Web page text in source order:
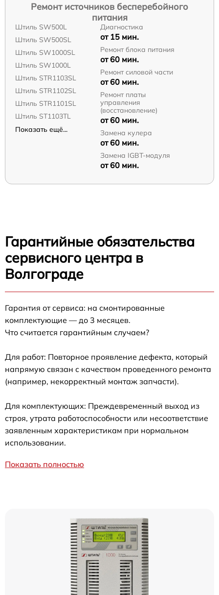
Ремонт источников бесперебойного
питания
Штиль SW500L
Штиль SW500SL
Штиль SW1000SL
Штиль SW1000L
Штиль STR1103SL
Штиль STR1102SL
Штиль STR1101SL
Штиль ST1103TL
Показать ещё...
Диагностика
от 15 мин.
Ремонт блока питания
от 60 мин.
Ремонт силовой части
от 60 мин.
Ремонт платы
управления
(восстановление)
от 60 мин.
Замена кулера
от 60 мин.
Замена IGBT-модуля
от 60 мин.
Гарантийные обязательства
сервисного центра в
Волгограде
Гарантия от сервиса: на смонтированные
комплектующие — до 3 месяцев.
Что считается гарантийным случаем?
Для работ: Повторное проявление дефекта, который
напрямую связан с качеством проведенного ремонта
(например, некорректный монтаж запчасти).
Для комплектующих: Преждевременный выход из
строя, утрата работоспособности или несоответствие
заявленным характеристикам при нормальном
использовании.
Показать полностью